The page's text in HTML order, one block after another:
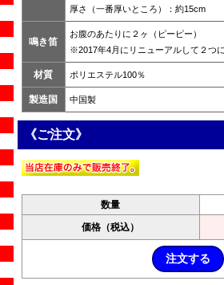
厚さ（一番厚いところ）：約15cm
鳴き笛
お腹のあたりに２ヶ（ピーピー）
※2017年4月にリニューアルして２つに
材質 ポリエステル100％
製造国 中国製
《ご注文》
数量
価格（税込）